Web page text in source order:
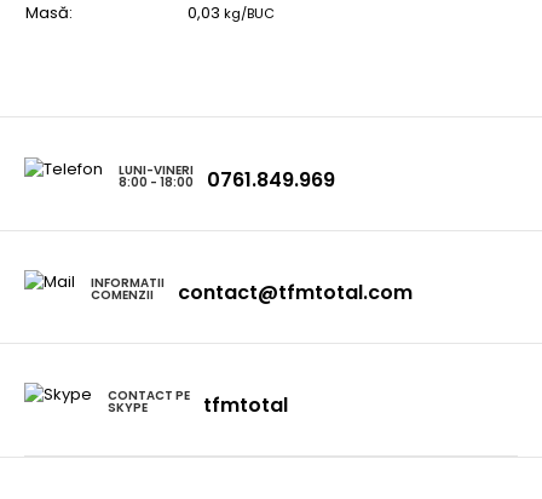
Masă: 0,03 kg/BUC
LUNI-VINERI
8:00 - 18:00 0761.849.969
INFORMATII
COMENZII contact@tfmtotal.com
CONTACT PE
SKYPE tfmtotal